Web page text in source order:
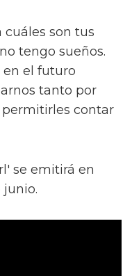
son tus
tengo sueños.
en el futuro
tanto por
permitirles contar
se emitirá en
junio.